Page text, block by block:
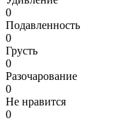
0
Подавленность
0
Грусть
0
Разочарование
0
Не нравится
0